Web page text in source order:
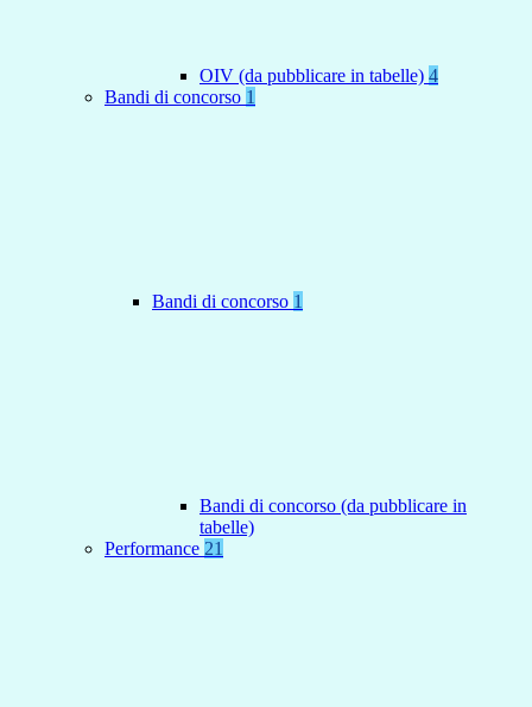
OIV (da pubblicare in tabelle) 4
Bandi di concorso 1
Bandi di concorso 1
Bandi di concorso (da pubblicare in
tabelle)
Performance 21